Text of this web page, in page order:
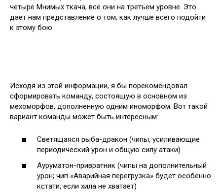
четыре Мнимых ткача, все они на третьем уровне. Это
дает нам представление о том, как лучше всего подойти
к этому бою.
Исходя из этой информации, я бы порекомендовал
сформировать команду, состоящую в основном из
мехоморфов, дополненную одним иноморфом. Вот такой
вариант команды может быть интересным:
Светящаяся рыба-дракон (чипы, усиливающие
периодический урон и общую силу атаки)
Ауруматон-привратник (чипы на дополнительный
урон; чип «Аварийная перегрузка» будет особенно
кстати, если хила не хватает)